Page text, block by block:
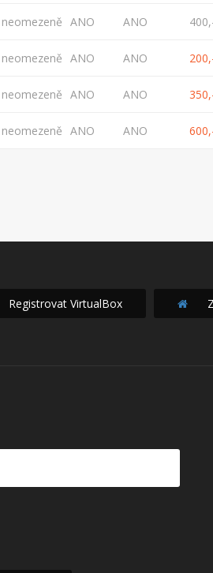
neomezeně ANO ANO
neomezeně ANO ANO
neomezeně ANO ANO
neomezeně ANO ANO
Registrovat VirtualBox